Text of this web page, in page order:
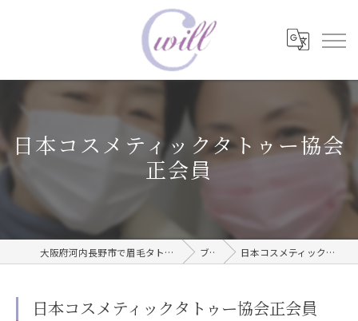
日本コスメティックタトゥー協会
正会員
大阪府河内長野市で眉毛タトゥーならwill care サロン ブログ 日本コスメティックタトゥー協会正会員
日本コスメティックタトゥー協会正会員